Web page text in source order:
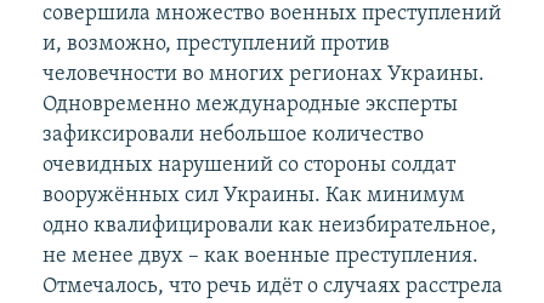
совершила множество военных преступлений
и, возможно, преступлений против
человечности во многих регионах Украины.
Одновременно международные эксперты
зафиксировали небольшое количество
очевидных нарушений со стороны солдат
вооружённых сил Украины. Как минимум
одно квалифицировали как неизбирательное,
не менее двух – как военные преступления.
Отмечалось, что речь идёт о случаях расстрела